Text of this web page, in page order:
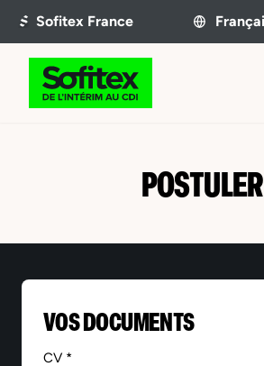
POSTULER
VOS DOCUMENTS
CV *